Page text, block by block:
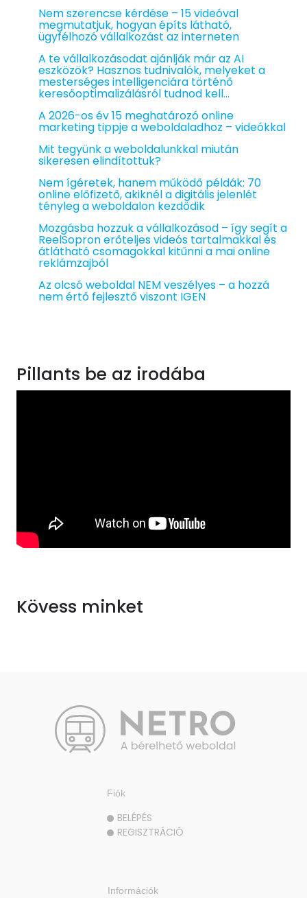
Nem szerencse kérdése – 15 videóval
megmutatjuk, hogyan építs látható,
ügyfélhozó vállalkozást az interneten
A te vállalkozásodat ajánlják már az AI
eszközök? Hasznos tudnivalók, melyeket a
mesterséges intelligenciára történő
keresőoptimalizálásról tudnod kell…
A 2026-os év 15 meghatározó online
marketing tippje a weboldaladhoz – videókkal
Mit tegyünk a weboldalunkkal miután
sikeresen elindítottuk?
Nem ígéretek, hanem működő példák: 70
online előfizető, akiknél a digitális jelenlét
tényleg a weboldalon kezdődik
Mozgásba hozzuk a vállalkozásod – így segít a
ReelSopron erőteljes videós tartalmakkal és
átlátható csomagokkal kitűnni a mai online
reklámzajból
Az olcsó weboldal NEM veszélyes – a hozzá
nem értő fejlesztő viszont IGEN
Pillants be az irodába
Kövess minket
Információk
Fiók
BELÉPÉS
REGISZTRÁCIÓ